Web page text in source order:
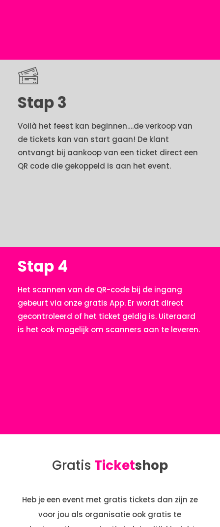
Stap 3
Voilà het feest kan beginnen….de verkoop van
de tickets kan van start gaan! De klant
ontvangt bij aankoop van een ticket direct een
QR code die gekoppeld is aan het event.
Stap 4
Het scannen van de QR-code bij de ingang
gebeurt via onze gratis App. Er wordt direct
gecontroleerd of het ticket geldig is. Uiteraard
is het ook mogelijk om scanners aan te leveren.
Gratis Ticketshop
Heb je een event met gratis tickets dan zijn ze
voor jou als organisatie ook gratis te